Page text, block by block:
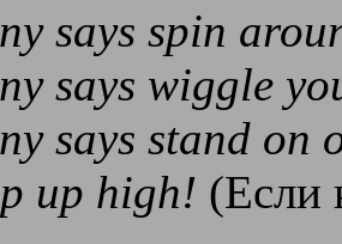
says spin
says wiggle
says stand on
up high! (Если